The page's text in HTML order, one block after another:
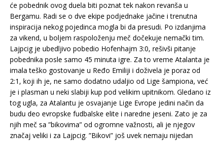
će pobednik ovog duela biti poznat tek nakon revanša u
Bergamu. Radi se o dve ekipe podjednake jačine i trenutna
inspiracija nekog pojedinca mogla bi da presudi. Po izdanjima
za vikend, u boljem raspoloženju meč dočekuje nemački tim.
Lajpcig je ubedljivo pobedio Hofenhajm 3:0, rešivši pitanje
pobednika posle samo 45 minuta igre. Za to vreme Atalanta je
imala teško gostovanje u Ređo Emiliji i doživela je poraz od
2:1, koji ih je, ne samo dodatno udaljio od Lige šampiona, već
je i plasman u neki slabiji kup pod velikim upitnikom. Gledano iz
tog ugla, za Atalantu je osvajanje Lige Evrope jedini način da
budu deo evropske fudbalske elite i naredne jeseni. Zato je za
njih meč sa ”bikovima” od ogromne važnosti, ali je njegov
značaj veliki i za Lajpcig. ”Bikovi” još uvek nemaju nijedan